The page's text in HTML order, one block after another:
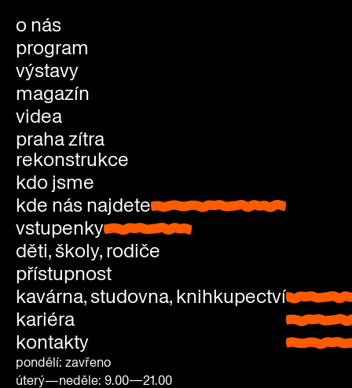
o nás
program
výstavy
magazín
videa
praha zítra
rekonstrukce
kdo jsme
kde nás najdetekde nás najdete
vstupenkyvstupenky
děti, školy, rodiče
přístupnost
kavárna, studovna, knihkupectví
kariéra
kontakty
pondělí: zavřeno
úterý—neděle: 9.00—21.00